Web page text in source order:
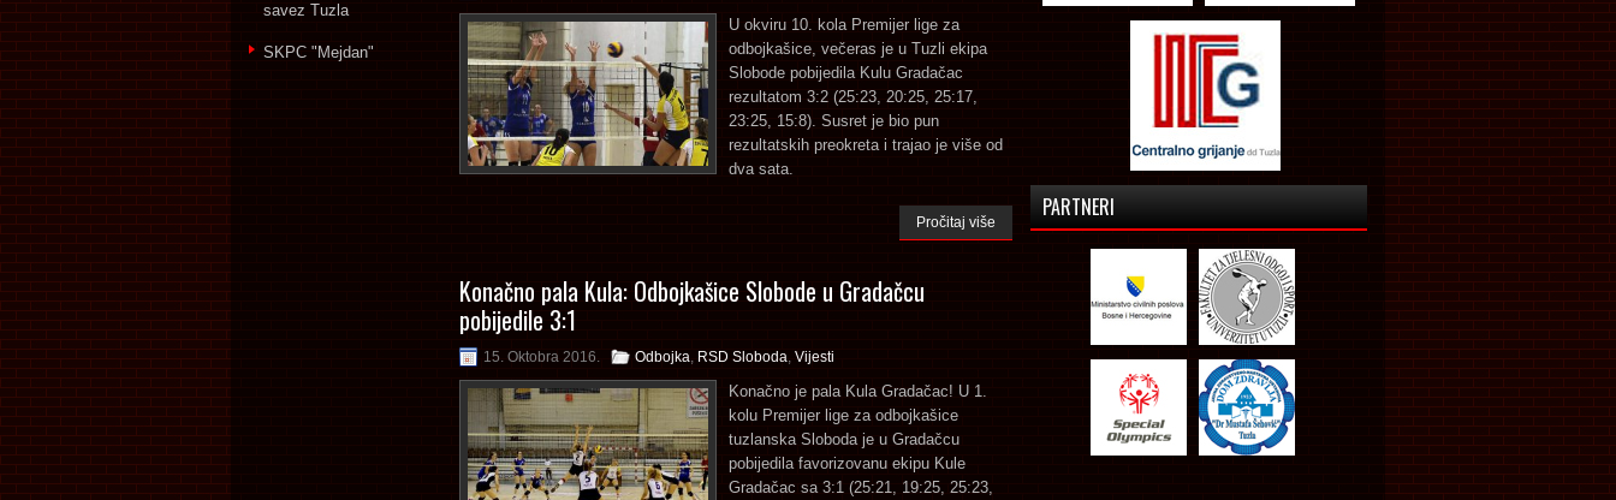
U okviru 10. kola Premijer lige za
odbojkašice, večeras je u Tuzli ekipa
Slobode pobijedila Kulu Gradačac
rezultatom 3:2 (25:23, 20:25, 25:17,
23:25, 15:8). Susret je bio pun
rezultatskih preokreta i trajao je više od
dva sata.
Pročitaj više
Konačno pala Kula: Odbojkašice Slobode u Gradačcu
pobijedile 3:1
15. Oktobra 2016. Odbojka, RSD Sloboda, Vijesti
Konačno je pala Kula Gradačac! U 1.
kolu Premijer lige za odbojkašice
tuzlanska Sloboda je u Gradačcu
pobijedila favorizovanu ekipu Kule
Gradačac sa 3:1 (25:21, 19:25, 25:23,
savez Tuzla
SKPC "Mejdan"
PARTNERI